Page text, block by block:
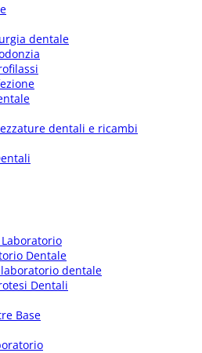
dentale
dentali e ricambi
Dentale
dentale
Dentali
Base